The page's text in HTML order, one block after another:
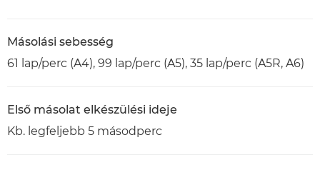
Másolási sebesség
61 lap/perc (A4), 99 lap/perc (A5), 35 lap/perc (A5R, A6)
Első másolat elkészülési ideje
Kb. legfeljebb 5 másodperc